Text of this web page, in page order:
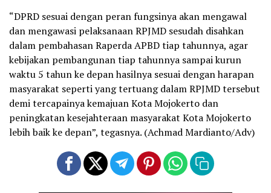
“DPRD sesuai dengan peran fungsinya akan mengawal
dan mengawasi pelaksanaan RPJMD sesudah disahkan
dalam pembahasan Raperda APBD tiap tahunnya, agar
kebijakan pembangunan tiap tahunnya sampai kurun
waktu 5 tahun ke depan hasilnya sesuai dengan harapan
masyarakat seperti yang tertuang dalam RPJMD tersebut
demi tercapainya kemajuan Kota Mojokerto dan
peningkatan kesejahteraan masyarakat Kota Mojokerto
lebih baik ke depan”, tegasnya. (Achmad Mardianto/Adv)